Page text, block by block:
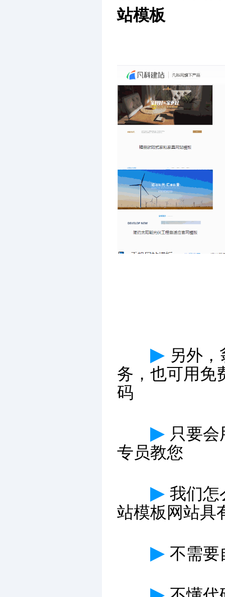
站模板
▶ 另外
务，也可用免
码
▶ 只要
专员教您
▶ 我们怎
站模板网站具
▶ 不需要